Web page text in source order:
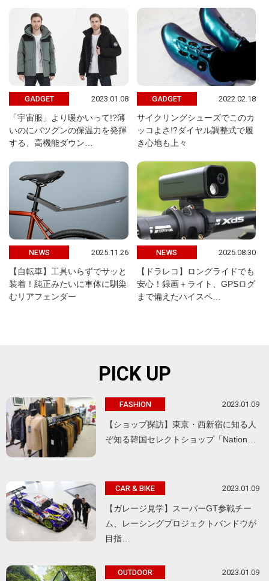
GADGET 2023.01.08
「宇宙服」より暖かいって!?薄
いのにバツグンの保温力を発揮
する、高機能ダウン…
GADGET 2022.02.18
サイクリングシューズでこのカ
ッコよさ!?ダイヤル調整式で履
き心地も上々
NEWS 2025.11.26
【自転車】工具いらずでサッと
装着！純正みたいに車体に馴染
むリアフェンダー
NEWS 2025.08.30
【ドラレコ】ロングライドでも
安心！録画＋ライト、GPSログ
まで備えたハイスペ…
PICK UP
FASHION 2023.01.09
【ショップ探訪】東京・西新宿に知る人
ぞ知る韓国セレクトショップ「Nation…
CAR & BIKE 2023.01.09
【ガレージ見学】スーパーGT参戦チー
ム、レーシングプロジェクトバンドウが
目指…
OUTDOOR 2023.01.09